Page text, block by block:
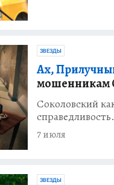
ЗВЕЗДЫ
Ах,
мошенникам
Соколовский
7 июля
ЗВЕЗДЫ